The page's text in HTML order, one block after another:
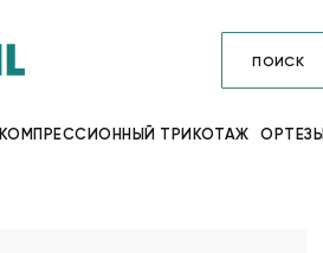
КОМПРЕССИОННЫЙ ТРИКОТАЖ ОРТЕЗЫ